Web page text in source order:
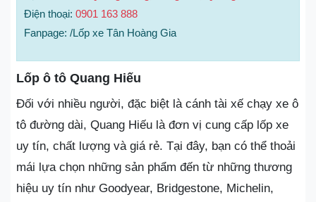
Điện thoại: 0901 163 888
Fanpage: /Lốp xe Tân Hoàng Gia
Lốp ô tô Quang Hiếu
Đối với nhiều người, đặc biệt là cánh tài xế chạy xe ô
tô đường dài, Quang Hiếu là đơn vị cung cấp lốp xe
uy tín, chất lượng và giá rẻ. Tại đây, bạn có thể thoải
mái lựa chọn những sản phẩm đến từ những thương
hiệu uy tín như Goodyear, Bridgestone, Michelin,